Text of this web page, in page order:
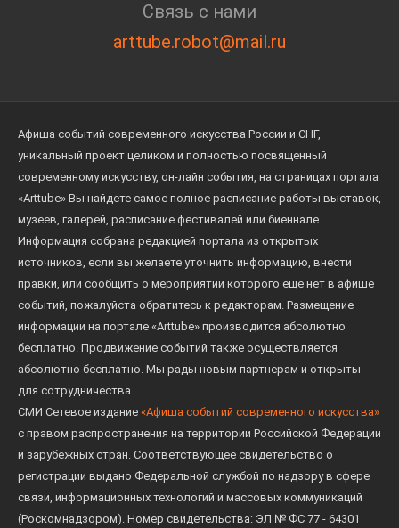
Связь с нами
arttube.robot@mail.ru
Афиша событий современного искусства России и СНГ,
уникальный проект целиком и полностью посвященный
современному искусству, он-лайн события, на страницах портала
«Arttube» Вы найдете самое полное расписание работы выставок,
музеев, галерей, расписание фестивалей или биеннале.
Информация собрана редакцией портала из открытых
источников, если вы желаете уточнить информацию, внести
правки, или сообщить о мероприятии которого еще нет в афише
событий, пожалуйста обратитесь к редакторам. Размещение
информации на портале «Arttube» производится абсолютно
бесплатно. Продвижение событий также осуществляется
абсолютно бесплатно. Мы рады новым партнерам и открыты
для сотрудничества.
СМИ Сетевое издание «Афиша событий современного искусства»
с правом распространения на территории Российской Федерации
и зарубежных стран. Соответствующее свидетельство о
регистрации выдано Федеральной службой по надзору в сфере
связи, информационных технологий и массовых коммуникаций
(Роскомнадзором). Номер свидетельства: ЭЛ № ФС 77 - 64301